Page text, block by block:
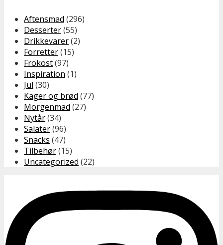
Aftensmad (296)
Desserter(55)
Drikkevarer(2)
Forretter(15)
Frokost(97)
Inspiration (1)
Jul (30)
Kager og brød (77)
Morgenmad (27)
Nytår(34)
Salater(96)
Snacks (47)
Tilbehør(15)
Uncategorized (22)